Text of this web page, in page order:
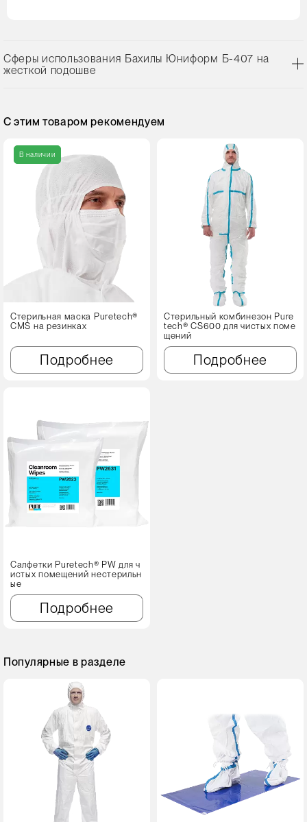
Сферы использования Бахилы Юниформ Б-407 на
жесткой подошве
С этим товаром рекомендуем
В наличии
Стерильная маска Puretech®
CMS на резинках
Подробнее
Стерильный комбинезон Pure
tech® CS600 для чистых поме
щений
Подробнее
Салфетки Puretech® PW для ч
истых помещений нестерильн
ые
Подробнее
Популярные в разделе